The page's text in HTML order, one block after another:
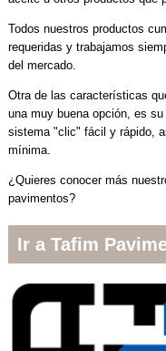
Todos nuestros productos
requeridas y trabajamos
del mercado.
Otra de las características
una muy buena opción, es
sistema "clic" fácil y rápido,
mínima.
¿Quieres conocer más
pavimentos?
Ir a Tafim